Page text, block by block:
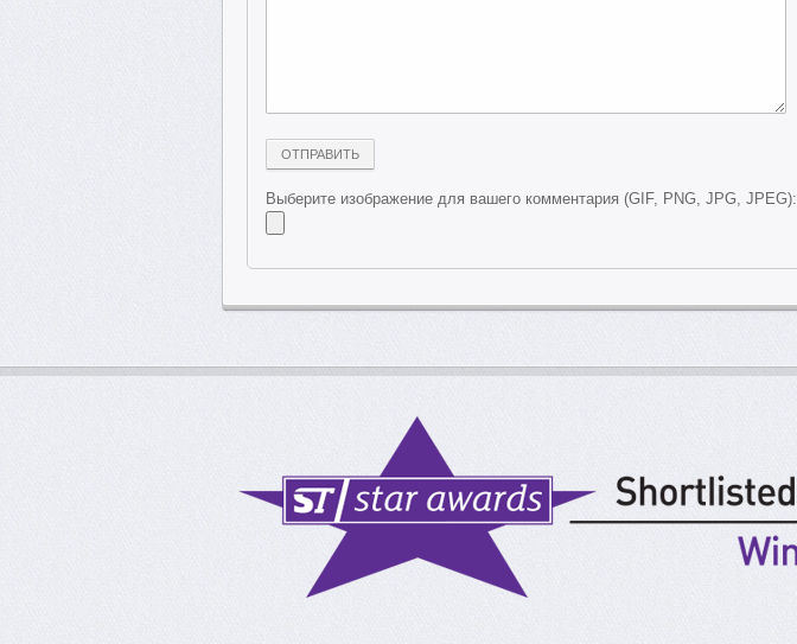
Выберите изображение для вашего комментария (GIF, PNG, JPG, JPEG):